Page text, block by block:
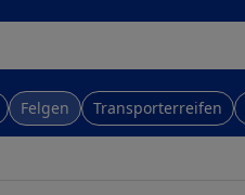
Felgen Transporterreifen